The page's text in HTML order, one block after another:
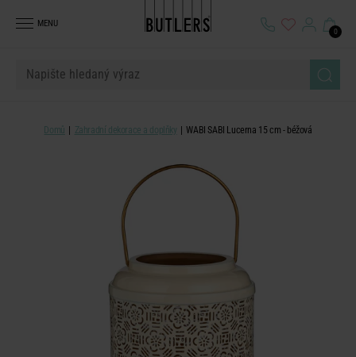
MENU
0
Domů Zahradní dekorace a doplňky WABI SABI Lucerna 15 cm - béžová